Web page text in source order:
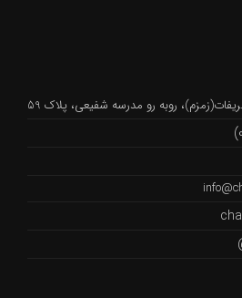
روبه رو مدرسه شفیعی، پلاک 59